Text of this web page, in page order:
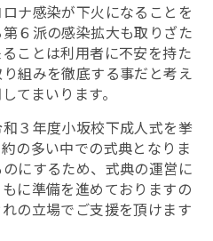
ナ感染が下火になることを
６派の感染拡大も取りざた
ことは利用者に不安を持た
組みを徹底する事だと考え
てまいります。
３年度小坂校下成人式を挙
の多い中での式典となりま
にするため、式典の運営に
に準備を進めておりますの
の立場でご支援を頂けます